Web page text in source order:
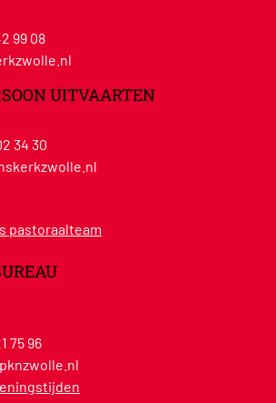
99 08
UITVAARTEN
34 30
pastoraalteam
75 96